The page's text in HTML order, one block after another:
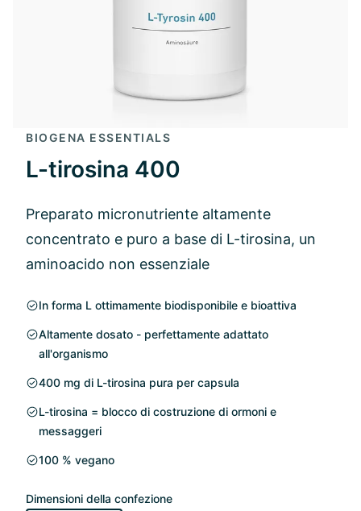
BIOGENA ESSENTIALS
L-tirosina 400
Preparato micronutriente altamente
concentrato e puro a base di L-tirosina, un
aminoacido non essenziale
In forma L ottimamente biodisponibile e bioattiva
Altamente dosato - perfettamente adattato
all'organismo
400 mg di L-tirosina pura per capsula
L-tirosina = blocco di costruzione di ormoni e
messaggeri
100 % vegano
Dimensioni della confezione